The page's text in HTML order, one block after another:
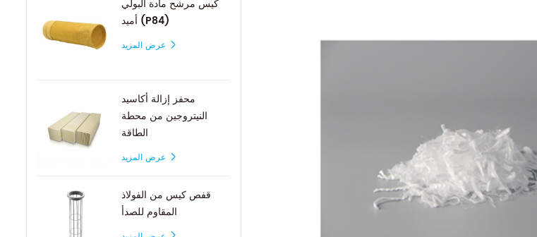
كيس مرشح مادة البولي
أميد (P84)
عرض المزيد
محفز إزالة أكاسيد
النيتروجين من محطة
الطاقة
عرض المزيد
قفص كيس من الفولاذ
المقاوم للصدأ